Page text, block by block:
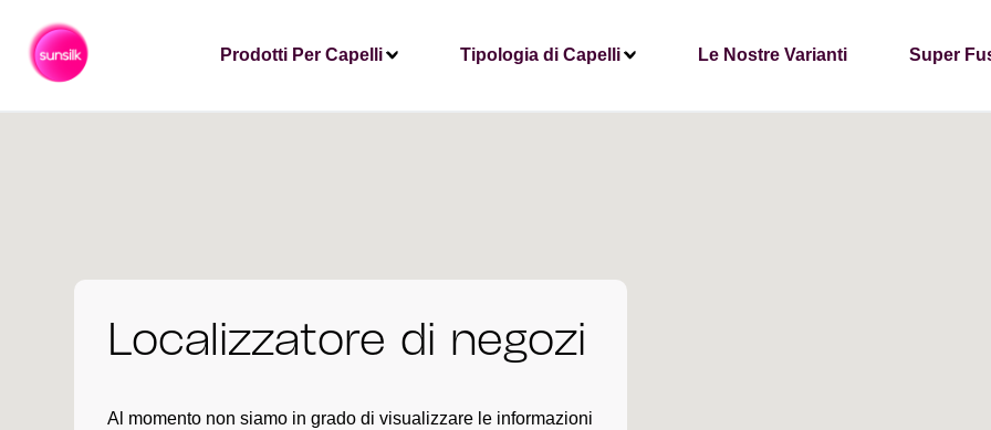
Prodotti Per Capelli Tipologia di Capelli Le Nostre Varianti Super
Localizzatore di negozi
Al momento non siamo in grado di visualizzare le informazioni